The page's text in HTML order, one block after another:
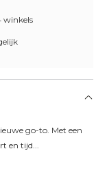
winkels
go-to. Met een
en tijd...